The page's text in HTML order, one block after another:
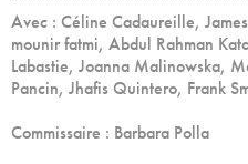
Avec : Céline Cadaureille,
mounir fatmi, Abdul Rahman
Labastie, Joanna Malinowska,
Pancin, Jhafis Quintero, Frank
Commissaire : Barbara Polla